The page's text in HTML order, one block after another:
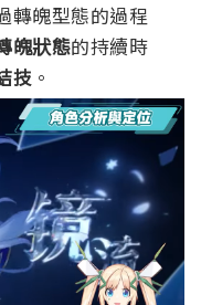
轉魄型態的過程
魄狀態的持續時
技 。